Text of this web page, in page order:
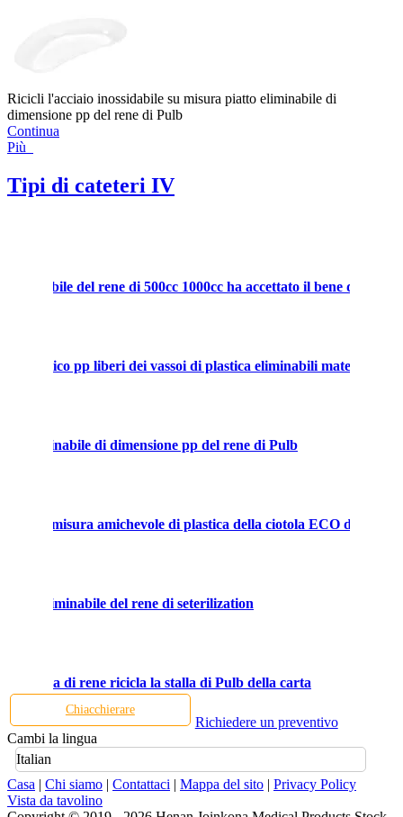
Ricicli l'acciaio inossidabile su misura piatto eliminabile di
dimensione pp del rene di Pulb
Continua
Più
Tipi di cateteri IV
del rene di 500cc 1000cc ha accettato il bene durevole
medico pp liberi dei vassoi di plastica eliminabili materiale
eliminabile di dimensione pp del rene di Pulb
su misura amichevole di plastica della ciotola ECO del rene
eliminabile del rene di seterilization
a forma di rene ricicla la stalla di Pulb della carta
Chiacchierare
Richiedere un preventivo
Cambi la lingua
Italian
Casa | Chi siamo | Contattaci | Mappa del sito | Privacy Policy
Vista da tavolino